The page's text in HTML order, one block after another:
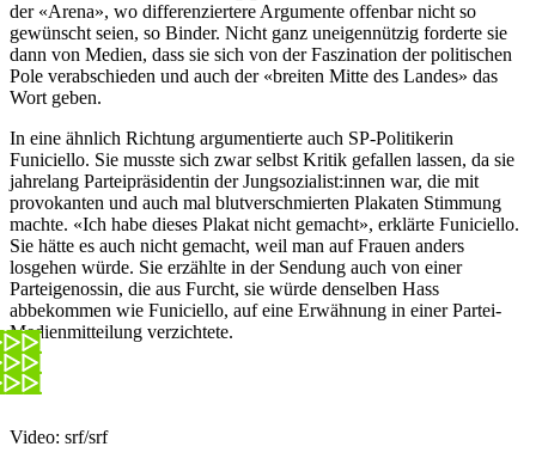
der «Arena», wo differenziertere Argumente offenbar nicht so
gewünscht seien, so Binder. Nicht ganz uneigennützig forderte sie
dann von Medien, dass sie sich von der Faszination der politischen
Pole verabschieden und auch der «breiten Mitte des Landes» das
Wort geben.
In eine ähnlich Richtung argumentierte auch SP-Politikerin
Funiciello. Sie musste sich zwar selbst Kritik gefallen lassen, da sie
jahrelang Parteipräsidentin der Jungsozialist:innen war, die mit
provokanten und auch mal blutverschmierten Plakaten Stimmung
machte. «Ich habe dieses Plakat nicht gemacht», erklärte Funiciello.
Sie hätte es auch nicht gemacht, weil man auf Frauen anders
losgehen würde. Sie erzählte in der Sendung auch von einer
Parteigenossin, die aus Furcht, sie würde denselben Hass
abbekommen wie Funiciello, auf eine Erwähnung in einer Partei-
Medienmitteilung verzichtete.
Video: srf/srf